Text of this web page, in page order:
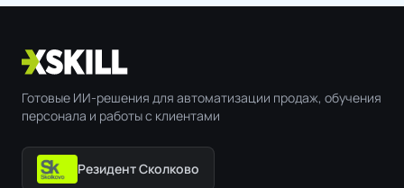
Готовые ИИ-решения для автоматизации продаж, обучения
персонала и работы с клиентами
Резидент Сколково